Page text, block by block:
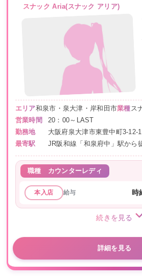
スナック Aria(スナック アリア)
エリア和泉市・泉大津・岸和田市業種 ス
営業時間
20：00～LAST
勤務地
大阪府泉大津市東豊中町3-
最寄駅
JR阪和線「和泉府中」駅から
職種 カウンターレディ
本入店 給与 時
続きを見る
詳細を見る